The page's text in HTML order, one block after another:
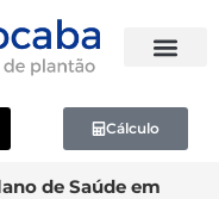
Cálculo
de Saúde em